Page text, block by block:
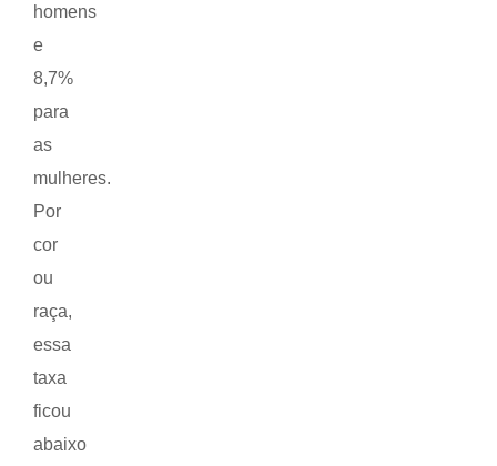
homens
e
8,7%
para
as
mulheres.
Por
cor
ou
raça,
essa
taxa
ficou
abaixo